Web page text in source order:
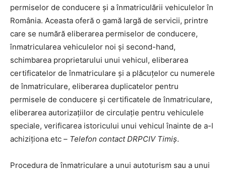
permiselor de conducere și a înmatriculării vehiculelor în
România. Aceasta oferă o gamă largă de servicii, printre
care se numără eliberarea permiselor de conducere,
înmatricularea vehiculelor noi și second-hand,
schimbarea proprietarului unui vehicul, eliberarea
certificatelor de înmatriculare și a plăcuțelor cu numerele
de înmatriculare, eliberarea duplicatelor pentru
permisele de conducere și certificatele de înmatriculare,
eliberarea autorizațiilor de circulație pentru vehiculele
speciale, verificarea istoricului unui vehicul înainte de a-l
achiziționa etc – Telefon contact DRPCIV Timiș.
Procedura de înmatriculare a unui autoturism sau a unui